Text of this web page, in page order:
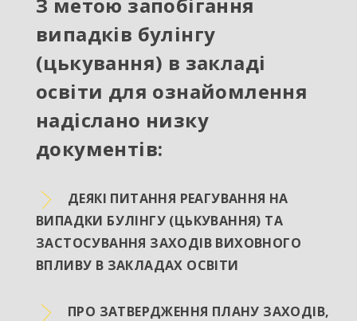
випадків булінгу
(цькування) в закладі
освіти для ознайомлення
надіслано низку
документів:
ДЕЯКІ ПИТАННЯ РЕАГУВАННЯ НА
ВИПАДКИ БУЛІНГУ (ЦЬКУВАННЯ) ТА
ЗАСТОСУВАННЯ ЗАХОДІВ ВИХОВНОГО
ВПЛИВУ В ЗАКЛАДАХ ОСВІТИ
ПРО ЗАТВЕРДЖЕННЯ ПЛАНУ ЗАХОДІВ,